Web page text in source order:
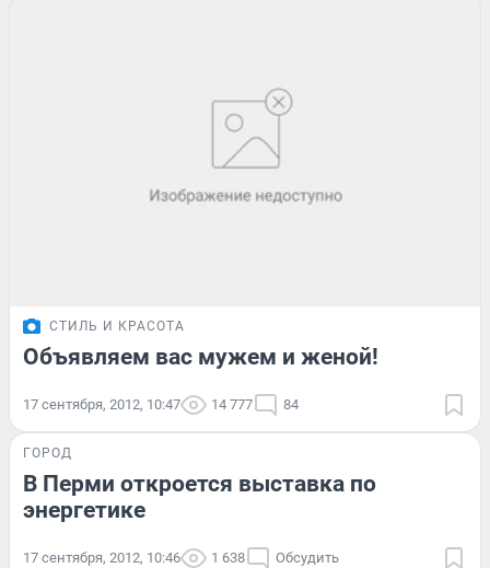
СТИЛЬ И КРАСОТА
Объявляем вас мужем и женой!
17 сентября, 2012, 10:47 14 777 84
ГОРОД
В Перми откроется выставка по
энергетике
17 сентября, 2012, 10:46 1 638 Обсудить